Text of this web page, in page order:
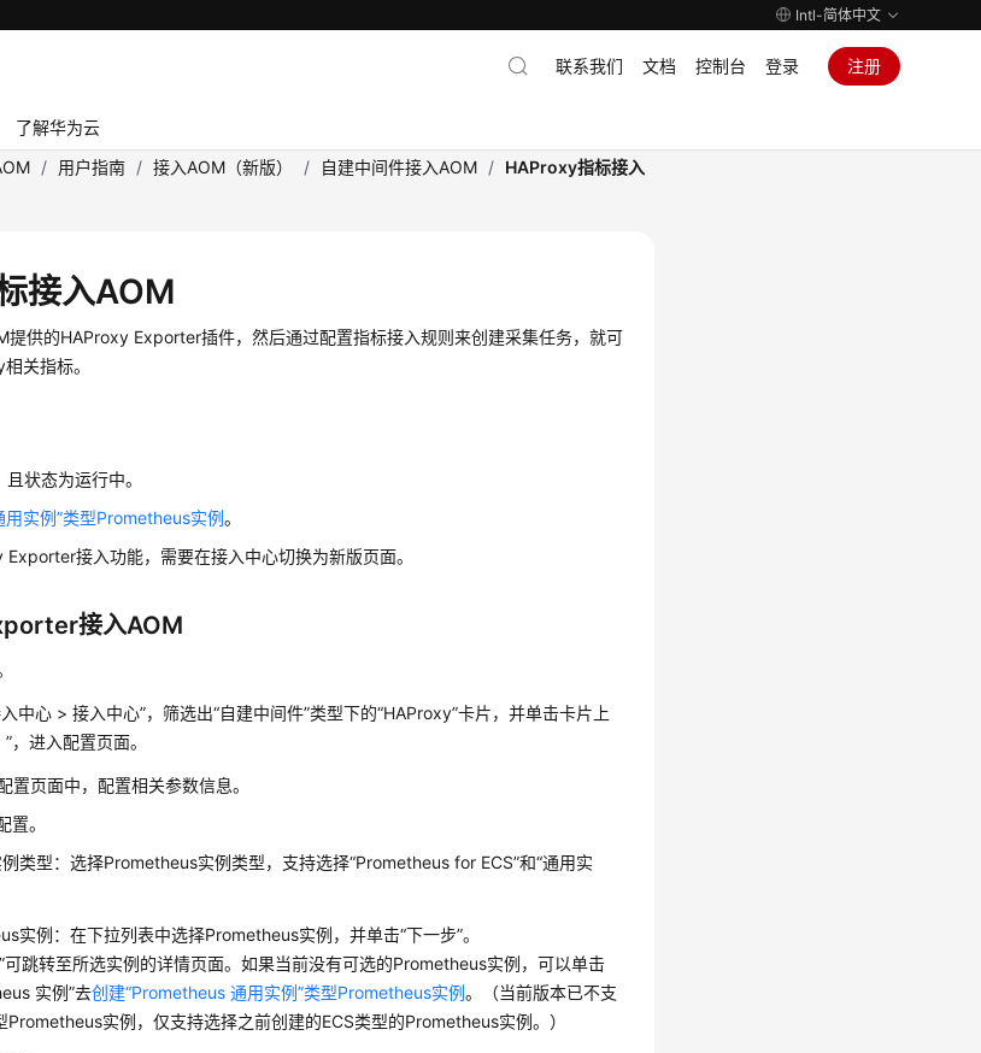
Intl-简体中文
了解华为云
联系我们 文档 控制台 登录 注册
/ 用户指南 / 接入AOM（新版） / 自建中间件接入AOM / HAProxy指标接入
接入AOM
提供的HAProxy Exporter插件，然后通过配置指标接入规则来创建采集任务，就可
关指标。
且状态为运行中。
实例”类型Prometheus实例。
接入功能，需要在接入中心切换为新版页面。
接入AOM
中心 > 接入中心”，筛选出“自建中间件”类型下的“HAProxy”卡片，并单击卡片上
，进入配置页面。
置页面中，配置相关参数信息。
。
类型：选择Prometheus实例类型，支持选择“Prometheus for ECS”和“通用实
实例：在下拉列表中选择Prometheus实例，并单击“下一步”。
可跳转至所选实例的详情页面。如果当前没有可选的Prometheus实例，可以单击
实例”去创建“Prometheus 通用实例”类型Prometheus实例。（当前版本已不支
Prometheus实例，仅支持选择之前创建的ECS类型的Prometheus实例。）